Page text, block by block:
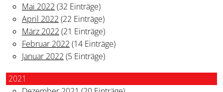
Mai 2022 (32 Einträge)
April 2022 (22 Einträge)
März 2022 (21 Einträge)
Februar 2022 (14 Einträge)
Januar 2022 (5 Einträge)
2021